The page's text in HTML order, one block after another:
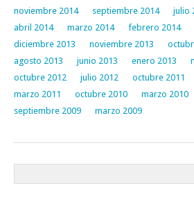
noviembre 2014
septiembre 2014 julio
abril 2014
marzo 2014 febrero 2014
diciembre 2013
noviembre 2013
agosto 2013
junio 2013 enero 2013
octubre 2012
julio 2012 octubre 2011
marzo 2011
octubre 2010 marzo 2010
septiembre 2009
marzo 2009